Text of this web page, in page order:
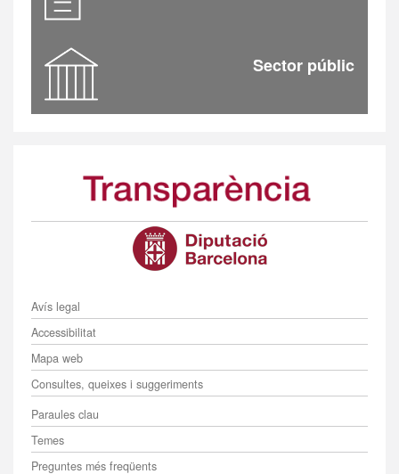
Sector públic
Menú
Avís legal
Accessibilitat
Mapa web
Consultes, queixes i suggeriments
Menú
Paraules clau
Temes
Preguntes més freqüents